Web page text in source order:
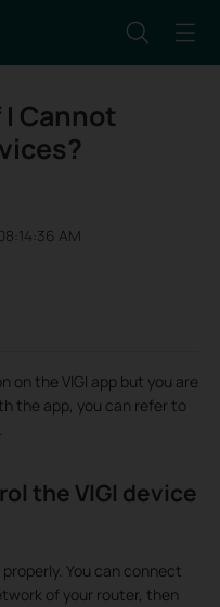
I Cannot
AM
on the VIGI app but you are
the app, you can refer to
the VIGI device
You can connect
of your router, then